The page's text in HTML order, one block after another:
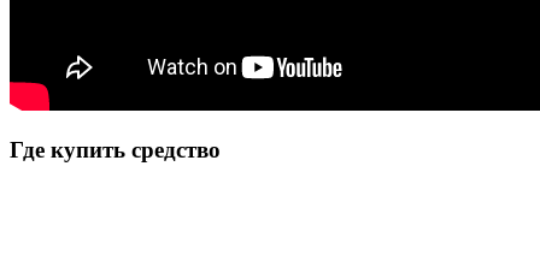
Где купить средство